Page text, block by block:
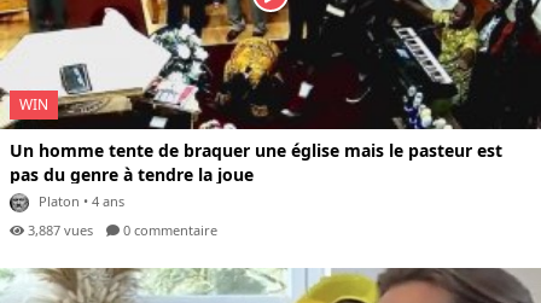
WIN
Un homme tente de braquer une église mais le pasteur est
pas du genre à tendre la joue
Platon • 4 ans
3,887 vues
0 commentaire